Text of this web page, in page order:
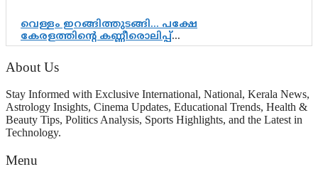
വെള്ളം ഇറങ്ങിത്തുടങ്ങി… പക്ഷേ
കേരളത്തിന്റെ കണ്ണീരൊലിപ്പ്
എന്നവസാനിക്കും?
About Us
Stay Informed with Exclusive International, National, Kerala News,
Astrology Insights, Cinema Updates, Educational Trends, Health &
Beauty Tips, Politics Analysis, Sports Highlights, and the Latest in
Technology.
Menu